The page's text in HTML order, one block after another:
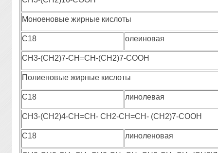
Моноеновые жирные кислоты
С18 олеиновая
СН3-(СН2)7-СН=СН-(СН2)7-СООН
Полиеновые жирные кислоты
С18 линолевая
СН3-(СН2)4-СН=СН- СН2-СН=СН- (СН2)7-СООН
С18 линоленовая